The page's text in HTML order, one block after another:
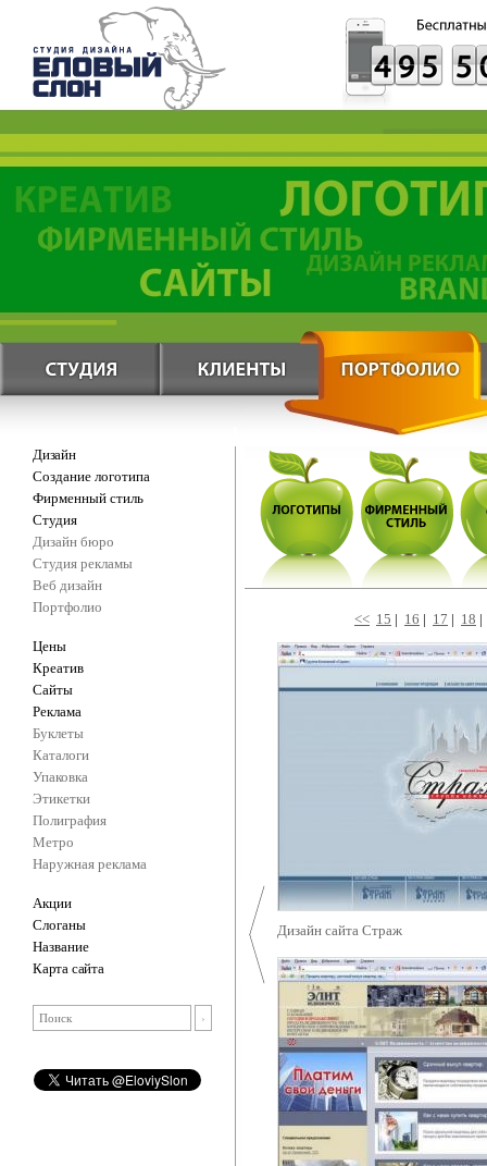
Дизайн
Создание логотипа
Фирменный стиль
Студия
Дизайн бюро
Студия рекламы
Веб дизайн
Портфолио
Цены
Креатив
Сайты
Реклама
Буклеты
Каталоги
Упаковка
Этикетки
Полиграфия
Метро
Наружная реклама
Акции
Слоганы
Название
Карта сайта
<< 15 | 16 | 17 | 18
Дизайн сайта Страж